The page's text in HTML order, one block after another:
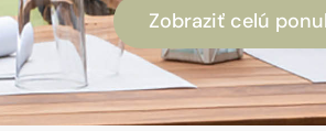
Zobraziť celú